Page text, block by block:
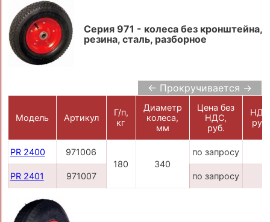
Серия 971 - колеса без кронштейна,
резина, сталь, разборное
← Прокручивается →
Модель Артикул
Г/п,
кг
Диаметр
колеса,
мм
Цена без
НДС,
руб.
руб.
PR 2400
971006
180
340
по запросу
PR 2401 971007 по запросу